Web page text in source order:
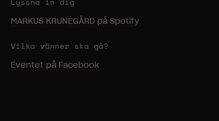
Lyssna in dig
MARKUS KRUNEGÅRD på Spotify
Vilka vänner ska gå?
Eventet på Facebook